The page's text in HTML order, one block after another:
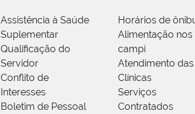
Assistência à Saúde
Suplementar
Qualificação do
Servidor
Conflito de
Interesses
Boletim de Pessoal
Horários de
Alimentação nos
campi
Atendimento das
Clínicas
Serviços
Contratados